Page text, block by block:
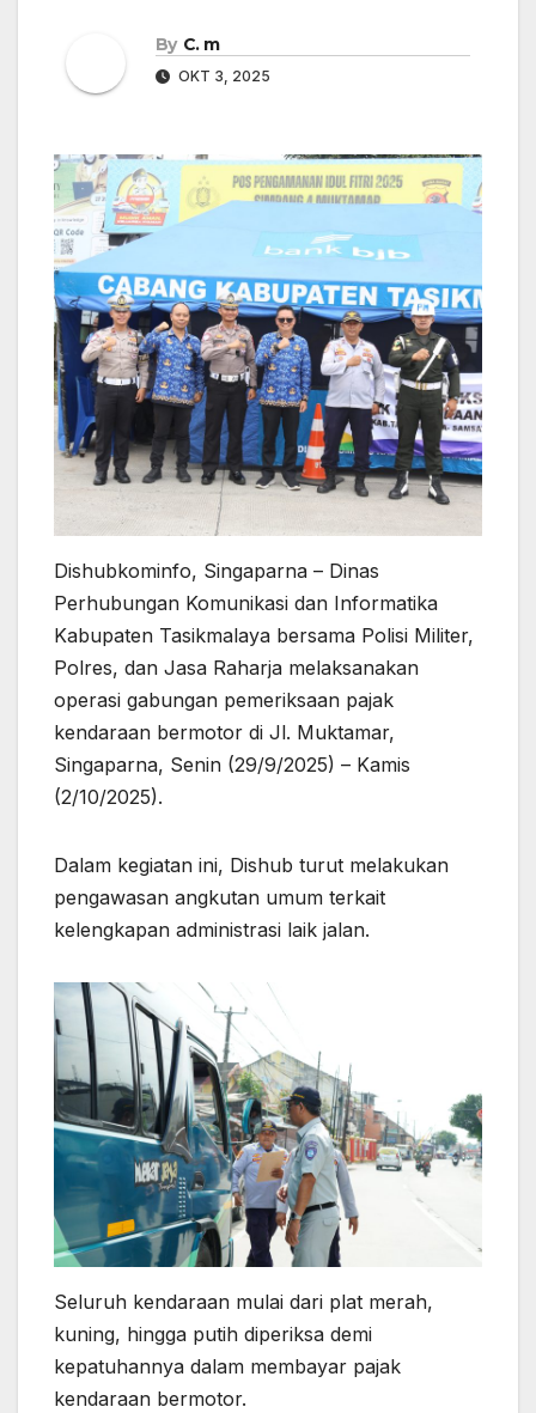
By C. m
OKT 3, 2025
Dishubkominfo, Singaparna – Dinas
Perhubungan Komunikasi dan Informatika
Kabupaten Tasikmalaya bersama Polisi Militer,
Polres, dan Jasa Raharja melaksanakan
operasi gabungan pemeriksaan pajak
kendaraan bermotor di Jl. Muktamar,
Singaparna, Senin (29/9/2025) – Kamis
(2/10/2025).
Dalam kegiatan ini, Dishub turut melakukan
pengawasan angkutan umum terkait
kelengkapan administrasi laik jalan.
Seluruh kendaraan mulai dari plat merah,
kuning, hingga putih diperiksa demi
kepatuhannya dalam membayar pajak
kendaraan bermotor.